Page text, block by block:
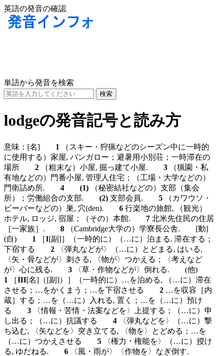
英語の発音の確認
単語から発音を検索
lodgeの発音記号と読み方
意味： [名] 1
（スキー・狩猟などのシーズン中に一時的
に使用する）家屋, バンガロー；避暑用小別荘；一時滞在の
場所 2 （粗末な）小屋, 掘っ建て小屋. 3 （猟園・私
有地などの）門番小屋, 管理人住宅；（工場・大学などの）
門衛詰め所. 4 (1) （秘密結社などの）支部（集会
所）；労働組合の支部. (2) 支部会員. 5 （カワウソ・
ビーバーなどの）巣, 穴(den). 6 行楽地の旅館, （観光）
ホテル, ロッジ, 宿屋；（その）本館. 7 北米先住民の住居
［一家族］. 8 （Cambridge大学の）学寮長公舎. [動]
(自)
1 ［I[副]］（一時的に）（…に）泊まる, 滞在する；
下宿する 2 〈弾丸などが〉（…に）とどまる, はいる,
〈矢・骨などが〉刺さる, 〈物が〉つかえる；〈考えなど
が〉心に残る. 3 〈草・作物などが〉倒れる. (他)
1
［III[名] （[副]）］（一時的に）…を泊める, （…に）滞在
させる；…をかくまう；…を下宿させる 2 …を収容［内
蔵］する；…を（…に）入れる, 置く；…を（…に）預け
る 3 〈情報・苦情・法案などを〉上提する；（…に）申
し出る；（…に）抗議する 4 〈弾丸などを〉（…に）撃
ち込む, 〈矢などを〉突き立てる, 〈物を〉とどめる；…を
（…に）つかえさせる 5 〈権力・権能を〉（…に）授け
る, ゆだねる. 6 〈風・雨が〉〈作物を〉なぎ倒す.